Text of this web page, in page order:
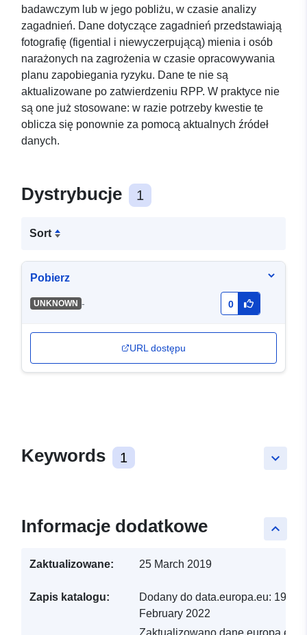
badawczym lub w jego pobliżu, w czasie analizy
zagadnień. Dane dotyczące zagadnień przedstawiają
fotografię (figential i niewyczerpującą) mienia i osób
narażonych na zagrożenia w czasie opracowywania
planu zapobiegania ryzyku. Dane te nie są
aktualizowane po zatwierdzeniu RPP. W praktyce nie
są one już stosowane: w razie potrzeby kwestie te
oblicza się ponownie za pomocą aktualnych źródeł
danych.
Dystrybucje 1
Sort
Pobierz
UNKNOWN - 0
URL dostępu
keyboard_arrow_down
Keywords 1
keyboard_arrow_up
Informacje dodatkowe
Zaktualizowane: 25 March 2019
Zapis katalogu: Dodany do data.europa.eu: 19
February 2022